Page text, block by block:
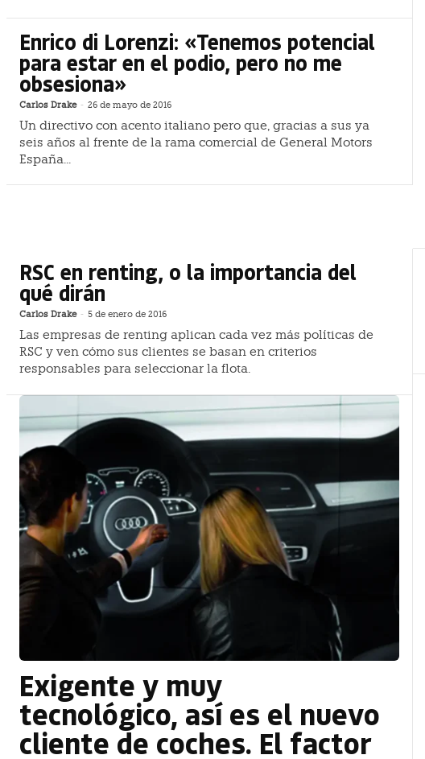
Enrico di Lorenzi: «Tenemos potencial
para estar en el podio, pero no me
obsesiona»
Carlos Drake - 26 de mayo de 2016
Un directivo con acento italiano pero que, gracias a sus ya
seis años al frente de la rama comercial de General Motors
España...
RSC en renting, o la importancia del
qué dirán
Carlos Drake - 5 de enero de 2016
Las empresas de renting aplican cada vez más políticas de
RSC y ven cómo sus clientes se basan en criterios
responsables para seleccionar la flota.
Exigente y muy
tecnológico, así es el nuevo
cliente de coches. El factor